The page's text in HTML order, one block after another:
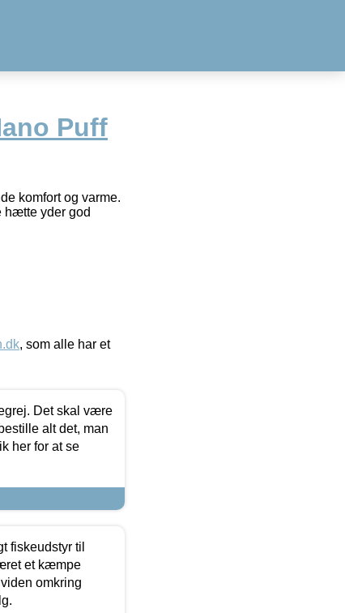
Puff
komfort og varme.
hætte yder god
, som alle har et
Det skal være
alt det, man
her for at se
fiskeudstyr til
et kæmpe
omkring